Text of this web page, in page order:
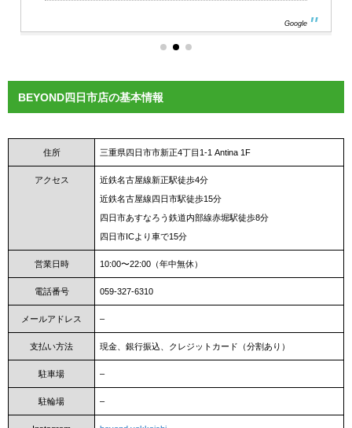
Google
BEYOND四日市店の基本情報
住所 三重県四日市市新正4丁目1-1 Antina 1F
アクセス
近鉄名古屋線新正駅徒歩4分
近鉄名古屋線四日市駅徒歩15分
四日市あすなろう鉄道内部線赤堀駅徒歩8分
四日市ICより車で15分
営業日時 10:00〜22:00（年中無休）
電話番号 059-327-6310
メールアドレス –
支払い方法 現金、銀行振込、クレジットカード（分割あり）
駐車場 –
駐輪場 –